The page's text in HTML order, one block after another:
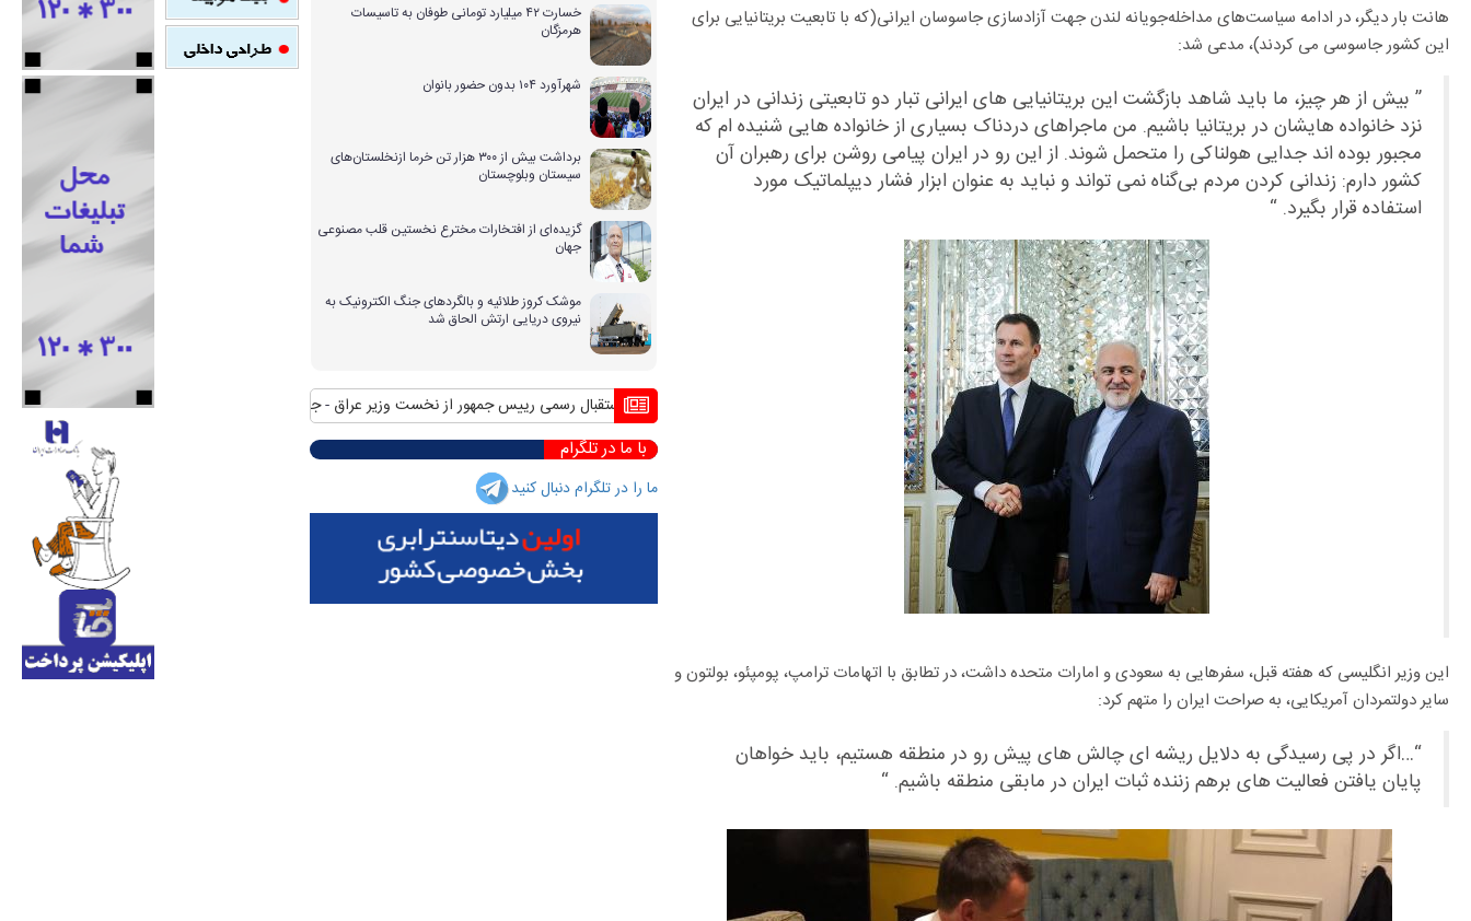
هانت بار دیگر، در ادامه سیاست‌های مداخله‌جویانه لندن جهت آزادسازی جاسوسان ایرانی(که با تابعیت بریتانیایی برای
این کشور جاسوسی می کردند)، مدعی شد:
” بیش از هر چیز، ما باید شاهد بازگشت این بریتانیایی های ایرانی تبار دو تابعیتی زندانی در ایران
نزد خانواده هایشان در بریتانیا باشیم. من ماجراهای دردناک بسیاری از خانواده هایی شنیده ام که
مجبور بوده اند جدایی هولناکی را متحمل شوند. از این رو در ایران پیامی روشن برای رهبران آن
کشور دارم: زندانی کردن مردم بی‌گناه نمی تواند و نباید به عنوان ابزار فشار دیپلماتیک مورد
استفاده قرار بگیرد. “
این وزیر انگلیسی که هفته قبل، سفرهایی به سعودی و امارات متحده داشت، در تطابق با اتهامات ترامپ، پومپئو، بولتون و
سایر دولتمردان آمریکایی، به صراحت ایران را متهم کرد:
“…اگر در پی رسیدگی به دلایل ریشه ای چالش های پیش رو در منطقه هستیم، باید خواهان
پایان یافتن فعالیت های برهم زننده ثبات ایران در مابقی منطقه باشیم. “
خسارت ۴۲ میلیارد تومانی طوفان به تاسیسات
هرمزگان
شهرآورد ۱۰۴ بدون حضور بانوان
برداشت بیش از ۳۰۰ هزار تن خرما ازنخلستان‌های
سیستان وبلوچستان
گزیده‌ای از افتخارات مخترع نخستین قلب مصنوعی
جهان
موشک کروز طلائیه و بالگردهای جنگ الکترونیک به
نیروی دریایی ارتش الحاق شد
بحران بی آبی و راهکار کشورهای دیگر منطقه برای مواجهه با آن منافع پایدار ایران در شانگهای چیست؟ استقبال رسمی رییس جمهور از نخست وزیر عراق جدال مکرر آتش و نیزار/ شعله‌های طمع که برای تصرف زبانه
با ما در تلگرام
ما را در تلگرام دنبال کنید